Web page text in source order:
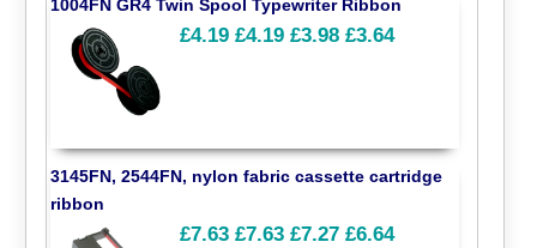
1004FN GR4 Twin Spool Typewriter Ribbon
£4.19 £4.19 £3.98 £3.64
3145FN, 2544FN, nylon fabric cassette cartridge
ribbon
£7.63 £7.63 £7.27 £6.64